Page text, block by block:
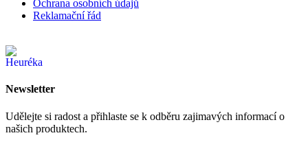
Ochrana osobních údajů
Reklamační řád
Newsletter
Udělejte si radost a přihlaste se k odběru zajimavých informací o
našich produktech.